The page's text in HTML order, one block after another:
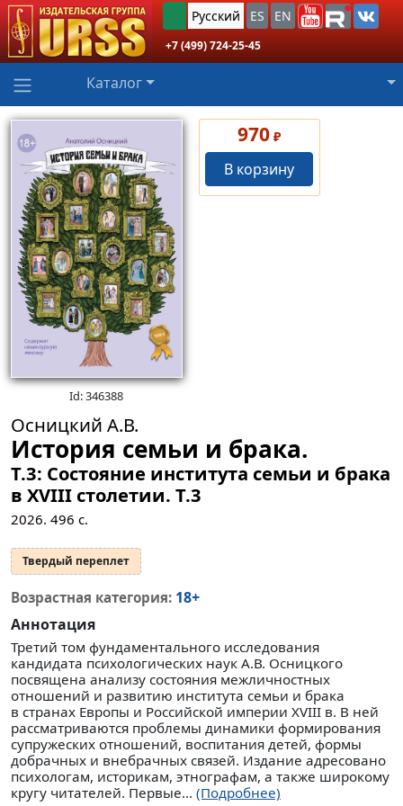
Русский ES EN
+7 (499) 724-25-45
Каталог
Id: 346388
970 ₽
В корзину
Осницкий А.В.
История семьи и брака.
Т.3: Состояние института семьи и брака
в XVIII столетии. Т.3
2026. 496 с.
Твердый переплет
Возрастная категория: 18+
Аннотация
Третий том фундаментального исследования
кандидата психологических наук А.В. Осницкого
посвящена анализу состояния межличностных
отношений и развитию института семьи и брака
в странах Европы и Российской империи XVIII в. В ней
рассматриваются проблемы динамики формирования
супружеских отношений, воспитания детей, формы
добрачных и внебрачных связей. Издание адресовано
психологам, историкам, этнографам, а также широкому
кругу читателей. Первые... (Подробнее)